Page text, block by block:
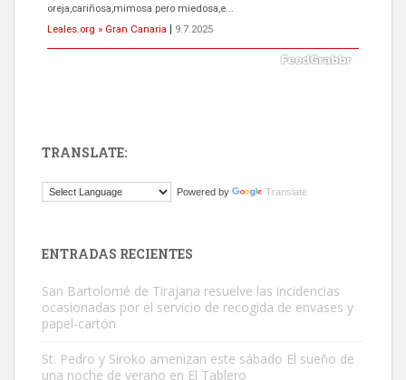
próximos días, ella incluida...
Leales.org » Gran Canaria
9.7.2025
Este gato macho ha aparecido en la calle hace menos de un mes,
TRANSLATE:
Powered by Translate
ENTRADAS RECIENTES
San Bartolomé de Tirajana resuelve las incidencias
ocasionadas por el servicio de recogida de envases y
papel-cartón
St. Pedro y Siroko amenizan este sábado El sueño de
una noche de verano en El Tablero